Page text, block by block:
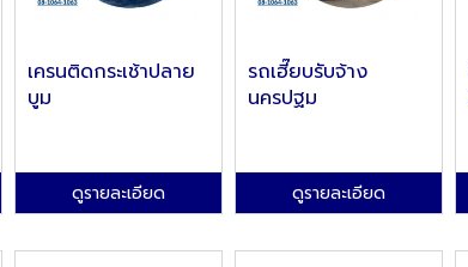
เครนติดกระเช้าปลาย
บูม
ดูรายละเอียด
รถเฮี๊ยบรับจ้าง
นครปฐม
ดูรายละเอียด